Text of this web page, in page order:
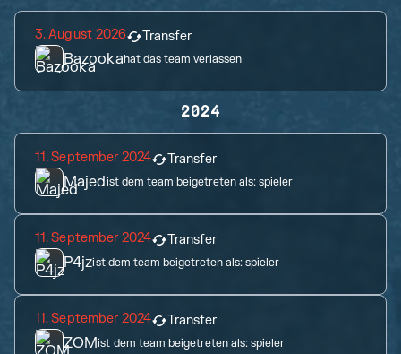
3. August 2026 Transfer
Bazookahat das team verlassen
2024
11. September 2024 Transfer
Majedist dem team beigetreten als:spieler
11. September 2024 Transfer
P4jzist dem team beigetreten als:spieler
11. September 2024 Transfer
ZOMist dem team beigetreten als:spieler